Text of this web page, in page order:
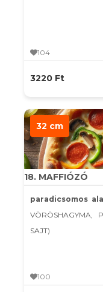
104
3220 Ft
32 cm
18. MAFFIÓZÓ
paradicsomos
VÖRÖSHAGYMA,
SAJT)
100